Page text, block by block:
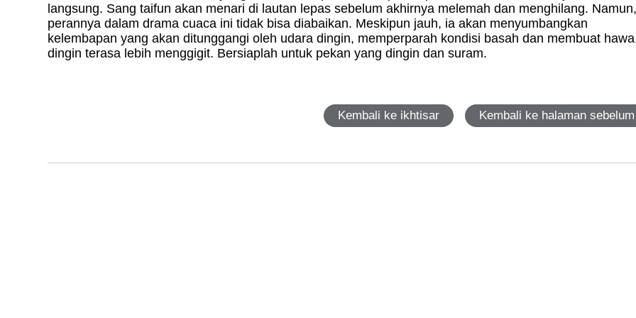
langsung. Sang taifun akan menari di lautan lepas sebelum akhirnya melemah dan menghilang.
perannya dalam drama cuaca ini tidak bisa diabaikan. Meskipun jauh, ia akan menyumbangkan
kelembapan yang akan ditunggangi oleh udara dingin, memperparah kondisi basah dan membuat hawa
dingin terasa lebih menggigit. Bersiaplah untuk pekan yang dingin dan suram.
Kembali ke ikhtisar Kembali ke halaman sebelum